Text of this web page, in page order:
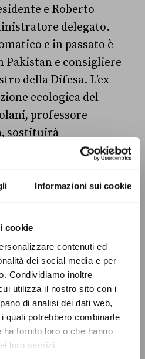
Informazioni sui cookie
cookie
contenuti ed
dei social media e per
Condividiamo inoltre
utilizza il nostro sito con i
di analisi dei dati web,
quali potrebbero combinarle
fornito loro o che hanno
loro servizi.
e Roberto
delegato.
e in passato è
Pakistan e consigliere
della Difesa. L’ex
ecologica del
professore
sostituirà
uscente di Leonardo
2019 Cingolani è già
e Innovazione di
nomina come
Cingolani ha
che gliera stato
del nuovo
2022. La possibile
Leonardo è stata tra una
questi ultimi giorni,
ministronon sembrava